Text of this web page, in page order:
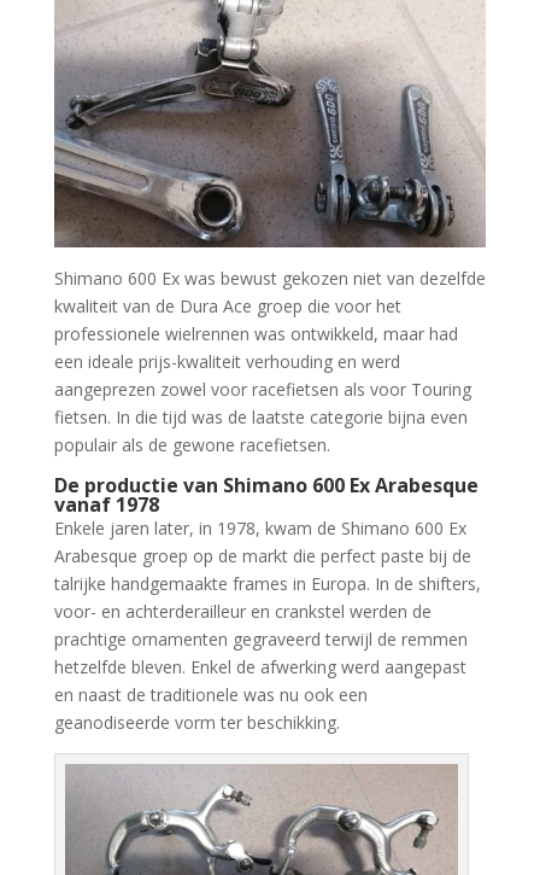
Shimano 600 Ex was bewust gekozen niet van dezelfde
kwaliteit van de Dura Ace groep die voor het
professionele wielrennen was ontwikkeld, maar had
een ideale prijs-kwaliteit verhouding en werd
aangeprezen zowel voor racefietsen als voor Touring
fietsen. In die tijd was de laatste categorie bijna even
populair als de gewone racefietsen.
De productie van Shimano 600 Ex Arabesque
vanaf 1978
Enkele jaren later, in 1978, kwam de Shimano 600 Ex
Arabesque groep op de markt die perfect paste bij de
talrijke handgemaakte frames in Europa. In de shifters,
voor- en achterderailleur en crankstel werden de
prachtige ornamenten gegraveerd terwijl de remmen
hetzelfde bleven. Enkel de afwerking werd aangepast
en naast de traditionele was nu ook een
geanodiseerde vorm ter beschikking.